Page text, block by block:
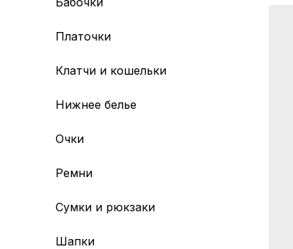
Платочки
Клатчи и кошельки
Нижнее белье
Очки
Ремни
Сумки и рюкзаки
Шапки